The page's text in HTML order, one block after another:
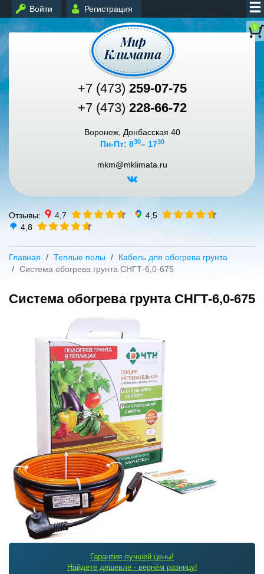
Войти Регистрация
0
+7 (473) 259-07-75
+7 (473) 228-66-72
Воронеж, Донбасская 40
Пн-Пт: 830– 1730
mkm@mklimata.ru
Отзывы: 4,7
4,5
4,8
Главная Теплые полы
Кабель для обогрева грунта
Система обогрева грунта СНГТ-6,0-675
Система обогрева грунта СНГТ-6,0-675
Гарантия лучшей цены!
Найдете дешевле - вернём разницу!